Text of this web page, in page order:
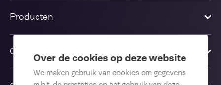
Over de cookies op deze website
We maken gebruik van cookies om gegevens
Producten
Oplossingen